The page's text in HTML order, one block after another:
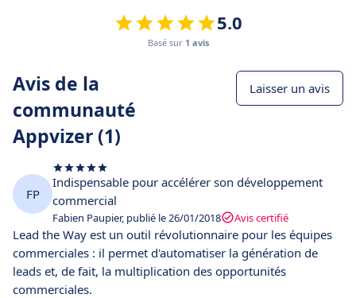
5.0
Basé sur 1 avis
Avis de la
communauté
Appvizer (1)
Laisser un avis
FP
Indispensable pour accélérer son développement
commercial
Fabien Paupier, publié le 26/01/2018 Avis certifié
Lead the Way est un outil révolutionnaire pour les équipes
commerciales : il permet d'automatiser la génération de
leads et, de fait, la multiplication des opportunités
commerciales.